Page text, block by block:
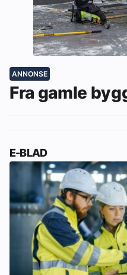
ANNONSE
Fra gamle
E-BLAD